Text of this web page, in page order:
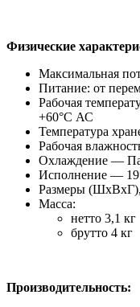
Физические
Максимальная
Питание: от
Рабочая
+60°С АС
Температура
Рабочая
Охлаждение —
Исполнение —
Размеры
Масса:
нетто 3,1 кг
брутто 4 кг
Производительность: